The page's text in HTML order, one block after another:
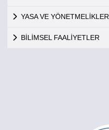
YASA VE YÖNETMELİKLER
BİLİMSEL FAALİYETLER